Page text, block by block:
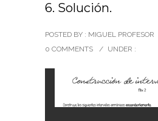
6. Solución.
POSTED BY : MIGUEL PROFESOR
0 COMMENTS
/ UNDER :